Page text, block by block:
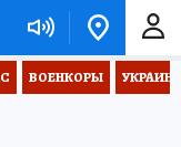
ВОЕНКОРЫ